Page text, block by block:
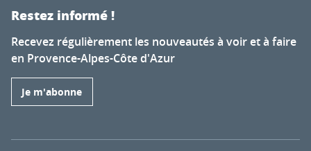
Restez informé !
Recevez régulièrement les nouveautés à voir et à faire
en Provence-Alpes-Côte d'Azur
Je m'abonne